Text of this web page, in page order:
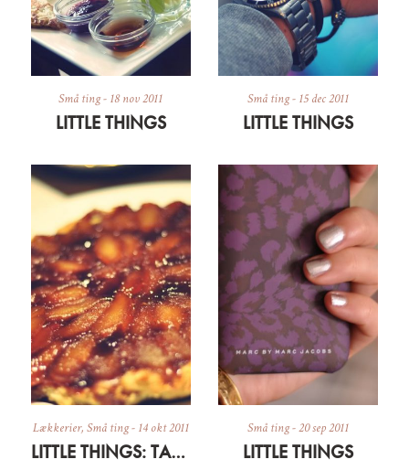
Små ting- 18 nov 2011
LITTLE THINGS
Små ting- 15 dec 2011
LITTLE THINGS
Lækkerier, Små ting- 14 okt 2011
LITTLE THINGS: TARTE TATIN
Små ting-20 sep 2011
LITTLE THINGS